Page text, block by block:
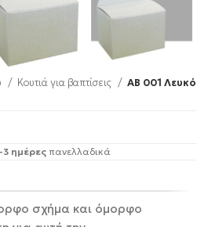
Κουτιά για βαπτίσεις AΒ 001 Λευκό
3 ημέρεςπανελλαδικά
σχήμα και όμορφο